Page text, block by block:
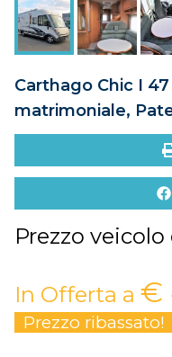
DOVE SIAMO
CONTATTI
Carthago Chic I
matrimoniale,
Prezzo
In Offerta a €
Prezzo ribassato!